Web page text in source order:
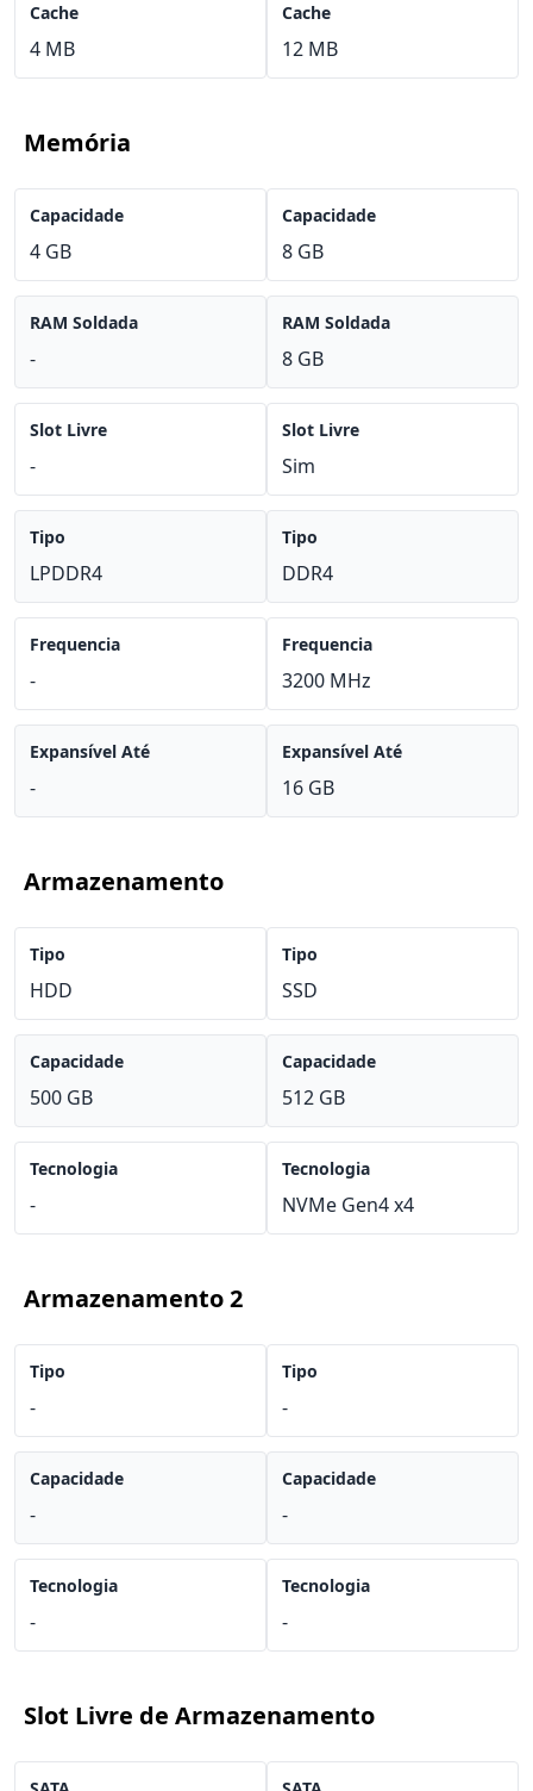
Cache
4 MB
Cache
12 MB
Memória
Capacidade
4 GB
RAM Soldada
-
Slot Livre
-
Tipo
LPDDR4
Frequencia
-
Expansível Até
-
Capacidade
8 GB
RAM Soldada
8 GB
Slot Livre
Sim
Tipo
DDR4
Frequencia
3200 MHz
Expansível Até
16 GB
Armazenamento
Tipo
HDD
Capacidade
500 GB
Tecnologia
-
Tipo
SSD
Capacidade
512 GB
Tecnologia
NVMe Gen4 x4
Armazenamento 2
Tipo
-
Capacidade
-
Tecnologia
-
Tipo
-
Capacidade
-
Tecnologia
-
Slot Livre de Armazenamento